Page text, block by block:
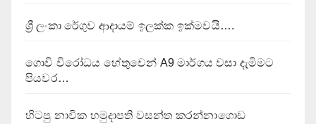
ශ්‍රී ලංකා රේගුව ආදායම් ඉලක්ක ඉක්මවයි….
ගොවි විරෝධය හේතුවෙන් A9 මාර්ගය වසා දැමිමට
පියවර…
හිටපු නාවික හමුදාපති වසන්ත කරන්නාගොඩ